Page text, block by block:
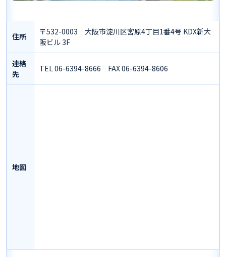
住所
〒532-0003 大阪市淀川区宮原4丁目1番4号 KDX新大
阪ビル 3F
連絡
先
TEL 06-6394-8666 FAX 06-6394-8606
地図